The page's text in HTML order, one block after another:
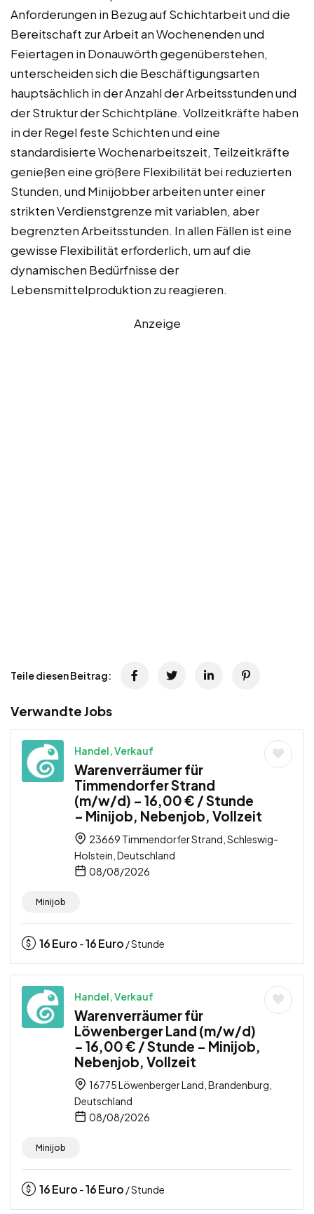
Anforderungen in Bezug auf Schichtarbeit und die
Bereitschaft zur Arbeit an Wochenenden und
Feiertagen in Donauwörth gegenüberstehen,
unterscheiden sich die Beschäftigungsarten
hauptsächlich in der Anzahl der Arbeitsstunden und
der Struktur der Schichtpläne. Vollzeitkräfte haben
in der Regel feste Schichten und eine
standardisierte Wochenarbeitszeit, Teilzeitkräfte
genießen eine größere Flexibilität bei reduzierten
Stunden, und Minijobber arbeiten unter einer
strikten Verdienstgrenze mit variablen, aber
begrenzten Arbeitsstunden. In allen Fällen ist eine
gewisse Flexibilität erforderlich, um auf die
dynamischen Bedürfnisse der
Lebensmittelproduktion zu reagieren.
Anzeige
Teile diesen Beitrag:
Verwandte Jobs
Handel, Verkauf
Warenverräumer für
Timmendorfer Strand
(m/w/d) – 16,00 € / Stunde
– Minijob, Nebenjob, Vollzeit
23669 Timmendorfer Strand, Schleswig-
Holstein, Deutschland
08/08/2026
Minijob
16Euro -16Euro / Stunde
Handel, Verkauf
Warenverräumer für
Löwenberger Land (m/w/d)
– 16,00 € / Stunde – Minijob,
Nebenjob, Vollzeit
16775 Löwenberger Land, Brandenburg,
Deutschland
08/08/2026
Minijob
16Euro -16Euro / Stunde